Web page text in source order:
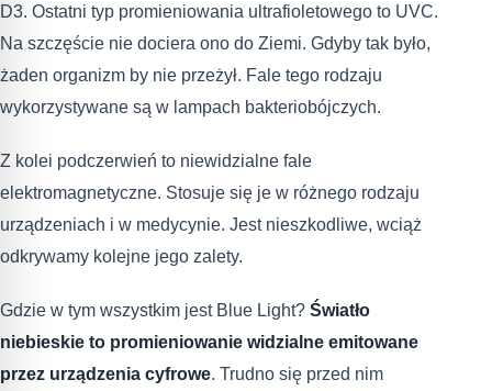
D3. Ostatni typ promieniowania ultrafioletowego to UVC.
Na szczęście nie dociera ono do Ziemi. Gdyby tak było,
żaden organizm by nie przeżył. Fale tego rodzaju
wykorzystywane są w lampach bakteriobójczych.
Z kolei podczerwień to niewidzialne fale
elektromagnetyczne. Stosuje się je w różnego rodzaju
urządzeniach i w medycynie. Jest nieszkodliwe, wciąż
odkrywamy kolejne jego zalety.
Gdzie w tym wszystkim jest Blue Light? Światło
niebieskie to promieniowanie widzialne emitowane
przez urządzenia cyfrowe. Trudno się przed nim